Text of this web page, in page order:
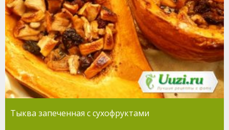
Тыква запеченная с сухофруктами